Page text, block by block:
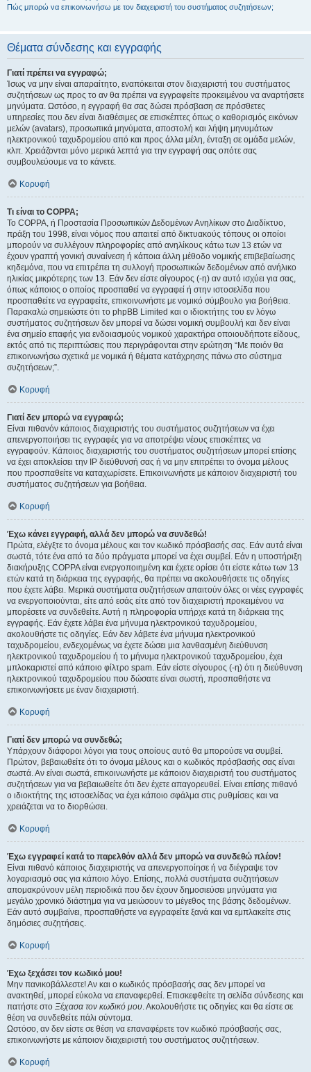
Πώς μπορώ να επικοινωνήσω με τον διαχειριστή του συστήματος συζητήσεων;
Θέματα σύνδεσης και εγγραφής
Γιατί πρέπει να εγγραφώ;
Ίσως να μην είναι απαραίτητο, εναπόκειται στον διαχειριστή του συστήματος
συζητήσεων ως προς το αν θα πρέπει να εγγραφείτε προκειμένου να αναρτήσετε
μηνύματα. Ωστόσο, η εγγραφή θα σας δώσει πρόσβαση σε πρόσθετες
υπηρεσίες που δεν είναι διαθέσιμες σε επισκέπτες όπως ο καθορισμός εικόνων
μελών (avatars), προσωπικά μηνύματα, αποστολή και λήψη μηνυμάτων
ηλεκτρονικού ταχυδρομείου από και προς άλλα μέλη, ένταξη σε ομάδα μελών,
κλπ. Χρειάζονται μόνο μερικά λεπτά για την εγγραφή σας οπότε σας
συμβουλεύουμε να το κάνετε.
Κορυφή
Τι είναι το COPPA;
Το COPPA, ή Προστασία Προσωπικών Δεδομένων Ανηλίκων στο Διαδίκτυο,
πράξη του 1998, είναι νόμος που απαιτεί από δικτυακούς τόπους οι οποίοι
μπορούν να συλλέγουν πληροφορίες από ανηλίκους κάτω των 13 ετών να
έχουν γραπτή γονική συναίνεση ή κάποια άλλη μέθοδο νομικής επιβεβαίωσης
κηδεμόνα, που να επιτρέπει τη συλλογή προσωπικών δεδομένων από ανήλικο
ηλικίας μικρότερης των 13. Εάν δεν είστε σίγουρος (-η) αν αυτό ισχύει για σας,
όπως κάποιος ο οποίος προσπαθεί να εγγραφεί ή στην ιστοσελίδα που
προσπαθείτε να εγγραφείτε, επικοινωνήστε με νομικό σύμβουλο για βοήθεια.
Παρακαλώ σημειώστε ότι το phpBB Limited και ο ιδιοκτήτης του εν λόγω
συστήματος συζητήσεων δεν μπορεί να δώσει νομική συμβουλή και δεν είναι
ένα σημείο επαφής για ενδοιασμούς νομικού χαρακτήρα οποιουδήποτε είδους,
εκτός από τις περιπτώσεις που περιγράφονται στην ερώτηση “Με ποιόν θα
επικοινωνήσω σχετικά με νομικά ή θέματα κατάχρησης πάνω στο σύστημα
συζητήσεων;”.
Κορυφή
Γιατί δεν μπορώ να εγγραφώ;
Είναι πιθανόν κάποιος διαχειριστής του συστήματος συζητήσεων να έχει
απενεργοποιήσει τις εγγραφές για να αποτρέψει νέους επισκέπτες να
εγγραφούν. Κάποιος διαχειριστής του συστήματος συζητήσεων μπορεί επίσης
να έχει αποκλείσει την IP διεύθυνσή σας ή να μην επιτρέπει το όνομα μέλους
που προσπαθείτε να καταχωρίσετε. Επικοινωνήστε με κάποιον διαχειριστή του
συστήματος συζητήσεων για βοήθεια.
Κορυφή
Έχω κάνει εγγραφή, αλλά δεν μπορώ να συνδεθώ!
Πρώτα, ελέγξτε το όνομα μέλους και τον κωδικό πρόσβασής σας. Εάν αυτά είναι
σωστά, τότε ένα από τα δύο πράγματα μπορεί να έχει συμβεί. Εάν η υποστήριξη
διακήρυξης COPPA είναι ενεργοποιημένη και έχετε ορίσει ότι είστε κάτω των 13
ετών κατά τη διάρκεια της εγγραφής, θα πρέπει να ακολουθήσετε τις οδηγίες
που έχετε λάβει. Μερικά συστήματα συζητήσεων απαιτούν όλες οι νέες εγγραφές
να ενεργοποιούνται, είτε από εσάς είτε από τον διαχειριστή προκειμένου να
μπορέσετε να συνδεθείτε. Αυτή η πληροφορία υπήρχε κατά τη διάρκεια της
εγγραφής. Εάν έχετε λάβει ένα μήνυμα ηλεκτρονικού ταχυδρομείου,
ακολουθήστε τις οδηγίες. Εάν δεν λάβετε ένα μήνυμα ηλεκτρονικού
ταχυδρομείου, ενδεχομένως να έχετε δώσει μια λανθασμένη διεύθυνση
ηλεκτρονικού ταχυδρομείου ή το μήνυμα ηλεκτρονικού ταχυδρομείου, έχει
μπλοκαριστεί από κάποιο φίλτρο spam. Εάν είστε σίγουρος (-η) ότι η διεύθυνση
ηλεκτρονικού ταχυδρομείου που δώσατε είναι σωστή, προσπαθήστε να
επικοινωνήσετε με έναν διαχειριστή.
Κορυφή
Γιατί δεν μπορώ να συνδεθώ;
Υπάρχουν διάφοροι λόγοι για τους οποίους αυτό θα μπορούσε να συμβεί.
Πρώτον, βεβαιωθείτε ότι το όνομα μέλους και ο κωδικός πρόσβασής σας είναι
σωστά. Αν είναι σωστά, επικοινωνήστε με κάποιον διαχειριστή του συστήματος
συζητήσεων για να βεβαιωθείτε ότι δεν έχετε απαγορευθεί. Είναι επίσης πιθανό
ο ιδιοκτήτης της ιστοσελίδας να έχει κάποιο σφάλμα στις ρυθμίσεις και να
χρειάζεται να το διορθώσει.
Κορυφή
Έχω εγγραφεί κατά το παρελθόν αλλά δεν μπορώ να συνδεθώ πλέον!
Είναι πιθανό κάποιος διαχειριστής να απενεργοποίησε ή να διέγραψε τον
λογαριασμό σας για κάποιο λόγο. Επίσης, πολλά συστήματα συζητήσεων
απομακρύνουν μέλη περιοδικά που δεν έχουν δημοσιεύσει μηνύματα για
μεγάλο χρονικό διάστημα για να μειώσουν το μέγεθος της βάσης δεδομένων.
Εάν αυτό συμβαίνει, προσπαθήστε να εγγραφείτε ξανά και να εμπλακείτε στις
δημόσιες συζητήσεις.
Κορυφή
Έχω ξεχάσει τον κωδικό μου!
Μην πανικοβάλλεστε! Αν και ο κωδικός πρόσβασής σας δεν μπορεί να
ανακτηθεί, μπορεί εύκολα να επαναφερθεί. Επισκεφθείτε τη σελίδα σύνδεσης και
πατήστε στο Ξέχασα τον κωδικό μου. Ακολουθήστε τις οδηγίες και θα είστε σε
θέση να συνδεθείτε πάλι σύντομα.
Ωστόσο, αν δεν είστε σε θέση να επαναφέρετε τον κωδικό πρόσβασής σας,
επικοινωνήστε με κάποιον διαχειριστή του συστήματος συζητήσεων.
Κορυφή